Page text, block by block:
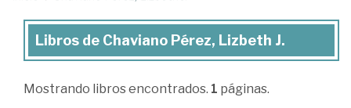
Libros
Chaviano
Libros de Chaviano Pérez, Lizbeth J.
Mostrando libros encontrados. 1 páginas.